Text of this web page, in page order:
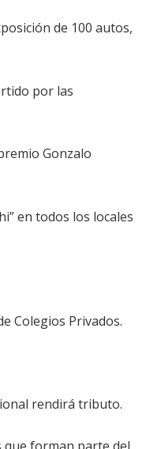
de 100 autos,
por las
Gonzalo
en todos los locales
Colegios Privados.
rendirá tributo.